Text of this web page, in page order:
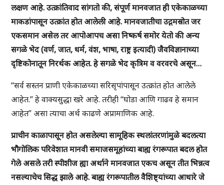
लक्षण आहे. उत्क्रांतिवाद सांगतो की, संपूर्ण मानवजात ही एकेकाळच्या
माकडांपासून उत्क्रांत होत आलेली आहे. मानवजातीचा उद्गमस्रोत जर
एकसमान असेल तर आपोआपच असा निष्कर्ष समोर येतो की अन्य
सगळे भेद (वर्ण, जात, धर्म, वंश, भाषा, राष्ट्र इत्यादी) जैवविज्ञानाच्या
दृष्टिकोनातून निरर्थक आहेत. हे सगळे भेद कृत्रिम व वरवरचे असून…
“सर्व सस्तन प्राणी एकेकाळच्या सरिसृपांपासून उत्क्रांत होत आलेले
आहेत.” हे वाक्यसुद्धा खरे आहे. तरीही “घोडा आणि गाढव हे समान
आहेत” असा त्याचा अर्थ काढणे अप्रामाणिक आहे.
प्राचीन काळापासून होत असलेल्या सामूहिक स्थलांतरणांमुळे बदलत्या
भौगोलिक परिवेशात मानवी समाजसमूहांच्या बाह्य रंगरूपात बदल होत
गेले असले तरी स्पीशीज ह्या अर्थाने मानवजात एकच असून तीत भिन्नत्व
नसल्याचेच सिद्ध झाले आहे. बाह्य रंगरूपातील वैशिष्ट्यांच्या आधारे जे